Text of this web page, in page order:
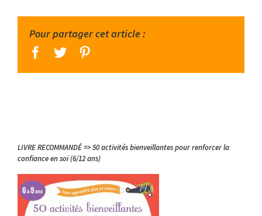
Pour partager cet article :
facebook
twitter
LIVRE RECOMMANDÉ => 50 activités bienveillantes pour renforcer la
confiance en soi (6/12 ans)